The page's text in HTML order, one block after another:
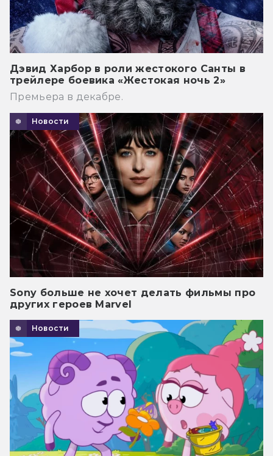
Дэвид Харбор в роли жестокого Санты в
трейлере боевика «Жестокая ночь 2»
Премьера в декабре.
Новости
Sony больше не хочет делать фильмы про
других героев Marvel
Новости